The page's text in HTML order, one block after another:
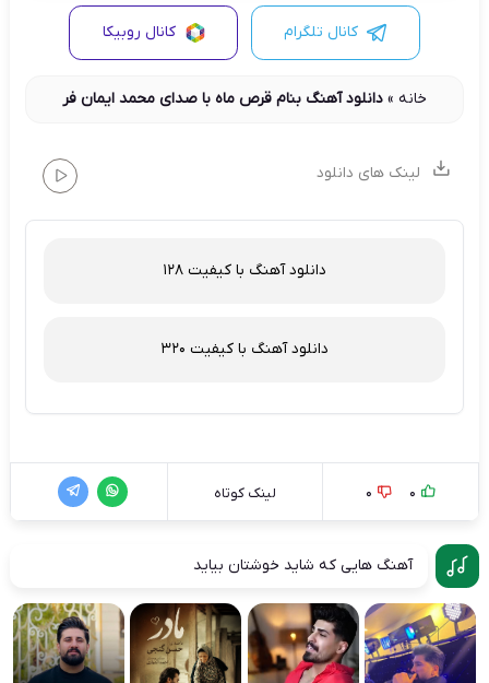
کانال تلگرام کانال روبیکا
خانه» دانلود آهنگ بنام قرص ماه با صدای محمد ایمان فر
لینک های دانلود
دانلود آهنگ با کیفیت 128
دانلود آهنگ با کیفیت 320
0
0 لینک کوتاه
آهنگ هایی که شاید خوشتان بیاید